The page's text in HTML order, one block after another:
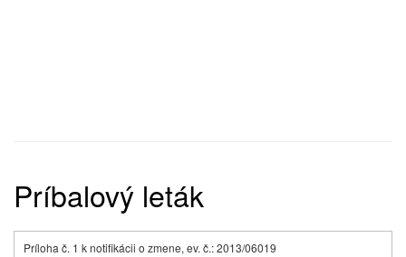
Príbalový leták
Príloha č. 1 k notifikácii o zmene, ev. č.: 2013/06019